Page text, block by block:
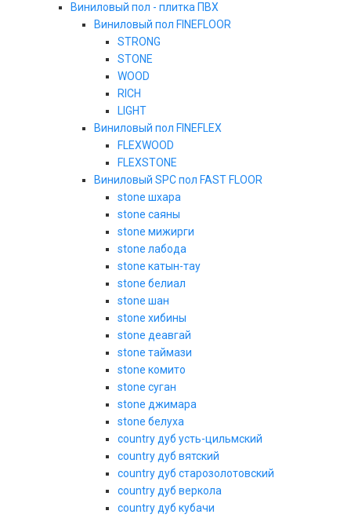
Виниловый пол - плитка ПВХ
Виниловый пол FINEFLOOR
STRONG
STONE
WOOD
RICH
LIGHT
Виниловый пол FINEFLEX
FLEXWOOD
FLEXSTONE
Виниловый SPC пол FAST FLOOR
stone шхара
stone саяны
stone мижирги
stone лабода
stone катын-тау
stone белиал
stone шан
stone хибины
stone деавгай
stone таймази
stone комито
stone суган
stone джимара
stone белуха
country дуб усть-цильмский
country дуб вятский
country дуб старозолотовский
country дуб веркола
country дуб кубачи